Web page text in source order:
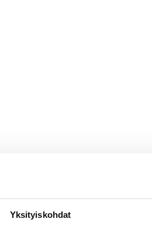
Yksityiskohdat